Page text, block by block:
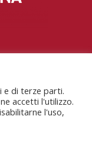
Vecchi, 34,
e di terze parti.
accetti l'utilizzo.
l'uso,